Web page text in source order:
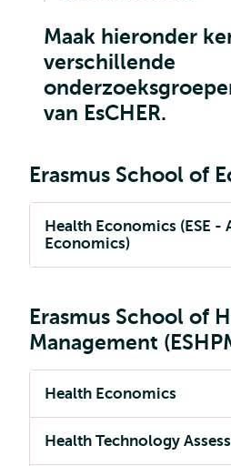
Maak hieronder
verschillende
van EsCHER.
Erasmus School of
Health Economics (ESE -
Economics)
Erasmus School of
Management
Health Economics
Health Technology